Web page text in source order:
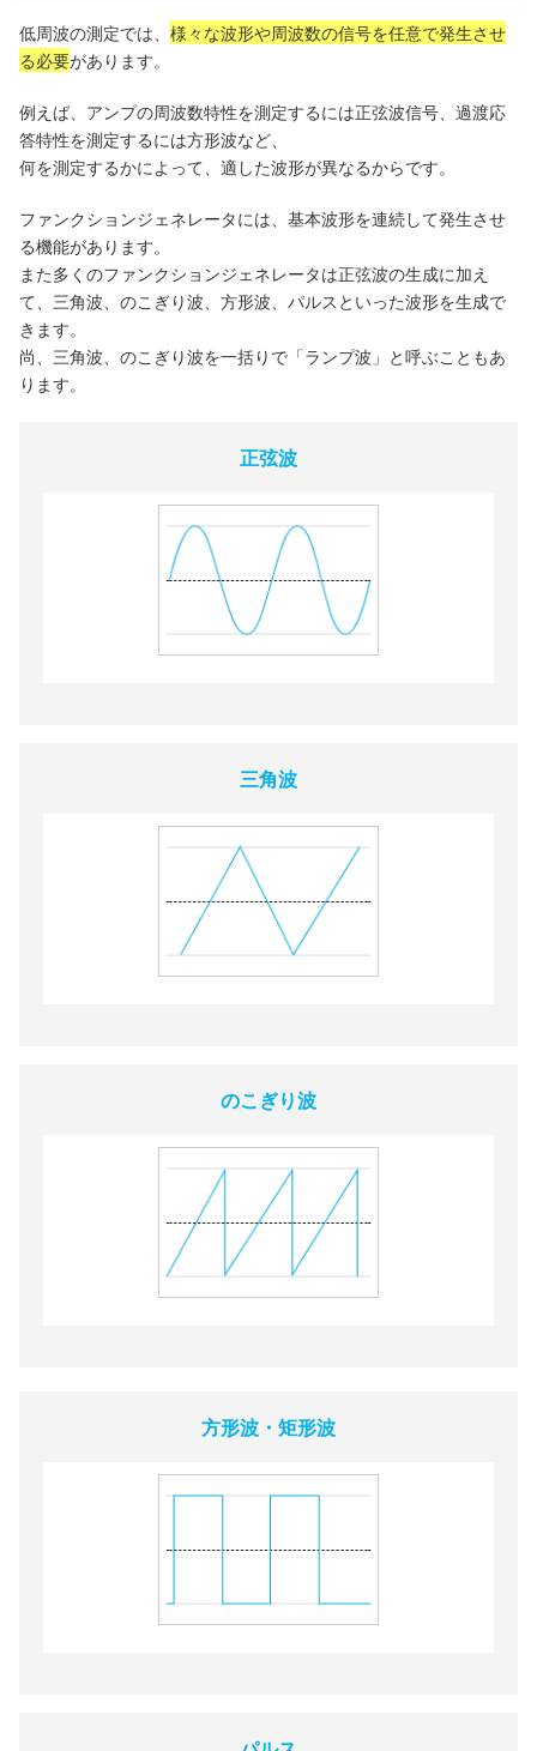
低周波の測定では、 様々な波形や周波数の信号を任意で発生させ
る必要があります。
例えば、アンプの周波数特性を測定するには正弦波信号、過渡応
答特性を測定するには方形波など、
何を測定するかによって、適した波形が異なるからです。
ファンクションジェネレータには、基本波形を連続して発生させ
る機能があります。
また多くのファンクションジェネレータは正弦波の生成に加え
て、三角波、のこぎり波、方形波、パルスといった波形を生成で
きます。
尚、三角波、のこぎり波を一括りで「ランプ波」と呼ぶこともあ
ります。
正弦波
三角波
のこぎり波
方形波・矩形波